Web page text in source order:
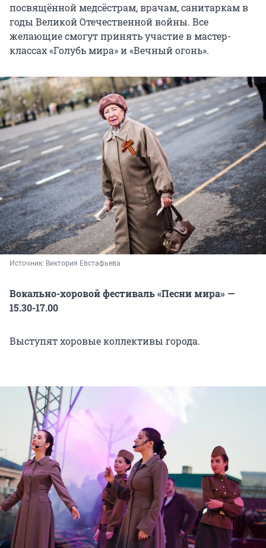
посвящённой медсёстрам, врачам, санитаркам в
годы Великой Отечественной войны. Все
желающие смогут принять участие в мастер-
классах «Голубь мира» и «Вечный огонь».
Источник: Виктория Евстафьева
Вокально-хоровой фестиваль «Песни мира» —
15.30-17.00
Выступят хоровые коллективы города.